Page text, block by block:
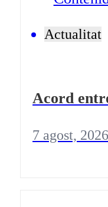
Actualitat
Acord
7 agost, 2026